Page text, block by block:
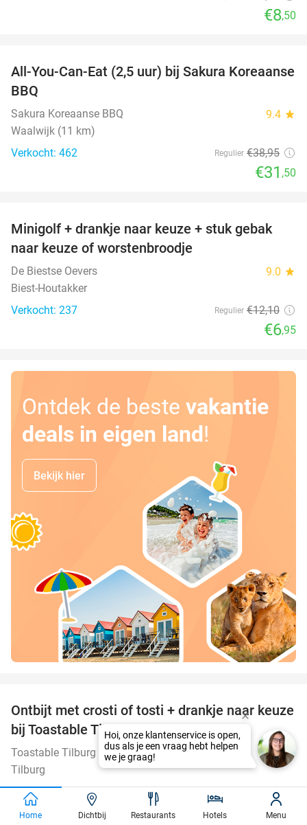
€8,50
19%
All-You-Can-Eat (2,5 uur) bij Sakura Koreaanse
BBQ
Sakura Koreaanse BBQ 9.4 star
Waalwijk (11 km)
Verkocht: 462
Regulier €38,95
€31 ,50
43%
Minigolf + drankje naar keuze + stuk gebak
naar keuze of worstenbroodje
De Biestse Oevers 9.0 star
Biest-Houtakker
Verkocht: 237
Regulier €12,10
€6,95
Ontdek de beste vakantie
deals in eigen land!
Bekijk hier
38%
Ontbijt met crosti of tosti + drankje naar keuze
bij Toastable Tilburg
Toastable Tilburg 9.5star
Tilburg
Verkocht: 483
€12,80
€7,95
Home Dichtbij Restaurants Hotels Menu